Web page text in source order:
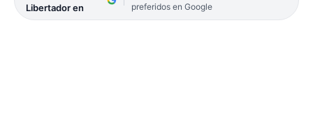
Libertador en
preferidos en Google